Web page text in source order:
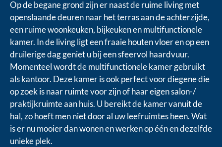
Op de begane grond zijn er naast de ruime living met
openslaande deuren naar het terras aan de achterzijde,
een ruime woonkeuken, bijkeuken en multifunctionele
kamer. In de living ligt een fraaie houten vloer en op een
druilerige dag geniet u bij een sfeervol haardvuur.
Momenteel wordt de multifunctionele kamer gebruikt
als kantoor. Deze kamer is ook perfect voor diegene die
op zoek is naar ruimte voor zijn of haar eigen salon-/
praktijkruimte aan huis. U bereikt de kamer vanuit de
hal, zo hoeft men niet door al uw leefruimtes heen. Wat
is er nu mooier dan wonen en werken op één en dezelfde
unieke plek.